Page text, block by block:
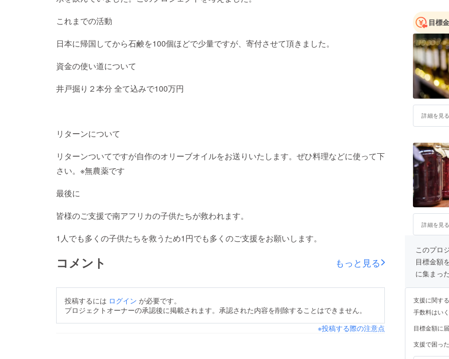
これまでの活動
日本に帰国してから石鹸を100個ほどで少量ですが、寄付させて頂きました。
資金の使い道について
井戸掘り２本分 全て込みで100万円
リターンについて
リターンついてですが自作のオリーブオイルをお送りいたします。ぜひ料理などに使って下
さい。※無農薬です
最後に
皆様のご支援で南アフリカの子供たちが救われます。
1人でも多くの子供たちを救うため1円でも多くのご支援をお願いします。
コメント もっと見る
投稿するには ログイン が必要です。
プロジェクトオーナーの承認後に掲載されます。承認された内容を削除することはできません。
※投稿する際の注意点
目標
詳細を見
詳細を見
このプロ
目標金額
に集まっ
支援に関す
手数料はい
目標金額に
支援で困っ